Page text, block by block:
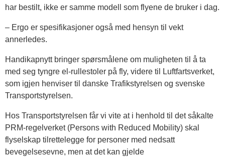
har bestilt, ikke er samme modell som flyene de bruker i dag.
– Ergo er spesifikasjoner også med hensyn til vekt
annerledes.
Handikapnytt bringer spørsmålene om muligheten til å ta
med seg tyngre el-rullestoler på fly, videre til Luftfartsverket,
som igjen henviser til danske Trafikstyrelsen og svenske
Transportstyrelsen.
Hos Transportstyrelsen får vi vite at i henhold til det såkalte
PRM-regelverket (Persons with Reduced Mobility) skal
flyselskap tilrettelegge for personer med nedsatt
bevegelsesevne, men at det kan gjelde